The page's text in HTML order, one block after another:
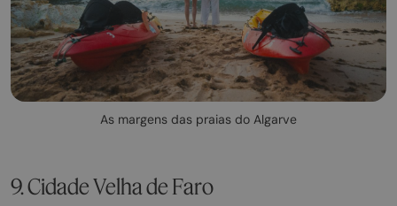
As margens das praias do Algarve
9. Cidade Velha de Faro